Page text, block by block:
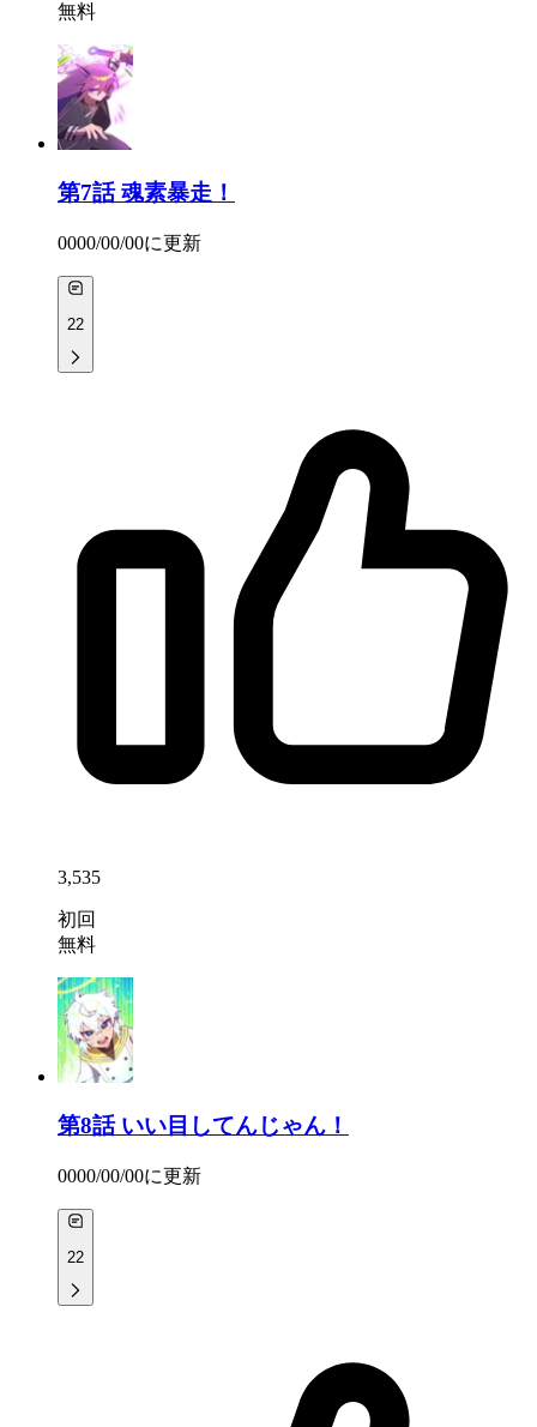
無料
第7話 魂素暴走！
0000/00/00に更新
22
3,535
初回
無料
第8話 いい目してんじゃん！
0000/00/00に更新
22